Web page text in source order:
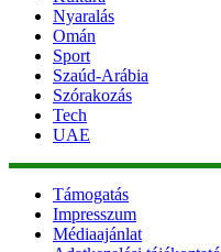
Nyaralás
Omán
Sport
Szaúd-Arábia
Szórakozás
Tech
UAE
Támogatás
Impresszum
Médiaajánlat